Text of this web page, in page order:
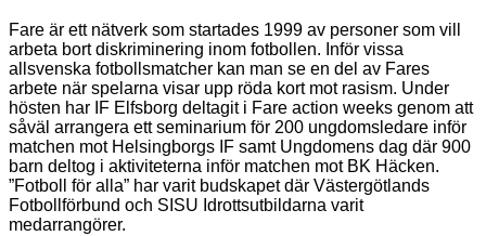
Fare är ett nätverk som startades 1999 av personer som vill
arbeta bort diskriminering inom fotbollen. Inför vissa
allsvenska fotbollsmatcher kan man se en del av Fares
arbete när spelarna visar upp röda kort mot rasism. Under
hösten har IF Elfsborg deltagit i Fare action weeks genom att
såväl arrangera ett seminarium för 200 ungdomsledare inför
matchen mot Helsingborgs IF samt Ungdomens dag där 900
barn deltog i aktiviteterna inför matchen mot BK Häcken.
”Fotboll för alla” har varit budskapet där Västergötlands
Fotbollförbund och SISU Idrottsutbildarna varit
medarrangörer.